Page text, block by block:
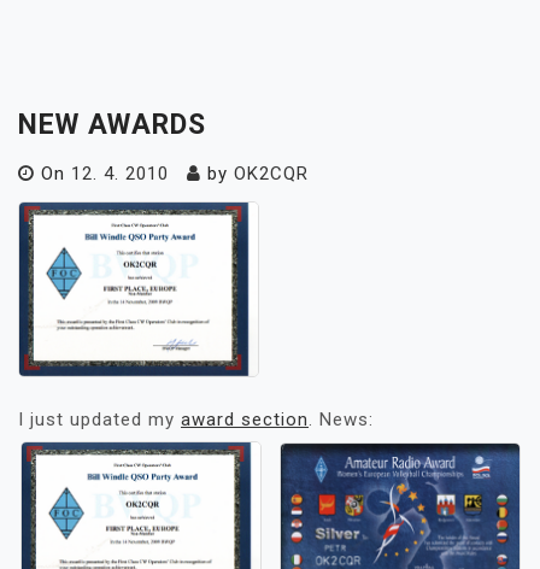
NEW AWARDS
On 12. 4. 2010 by OK2CQR
I just updated my award section. News: